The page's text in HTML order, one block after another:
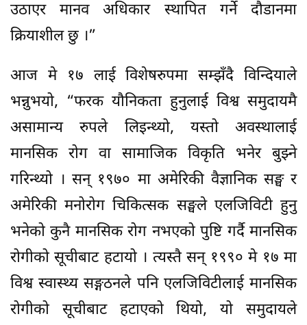
उठाएर मानव अधिकार स्थापित गर्ने दौडानमा
क्रियाशील छु ।”
आज मे १७ लाई विशेषरुपमा सम्झँदै विन्दियाले
भन्नुभयो, “फरक यौनिकता हुनुलाई विश्व समुदायमै
असामान्य रुपले लिइन्थ्यो, यस्तो अवस्थालाई
मानसिक रोग वा सामाजिक विकृति भनेर बुझ्ने
गरिन्थ्यो । सन् १९७० मा अमेरिकी वैज्ञानिक सङ्घ र
अमेरिकी मनोरोग चिकित्सक सङ्घले एलजिविटी हुनु
भनेको कुनै मानसिक रोग नभएको पुष्टि गर्दै मानसिक
रोगीको सूचीबाट हटायो । त्यस्तै सन् १९९० मे १७ मा
विश्व स्वास्थ्य सङ्गठनले पनि एलजिविटीलाई मानसिक
रोगीको सूचीबाट हटाएको थियो, यो समुदायले